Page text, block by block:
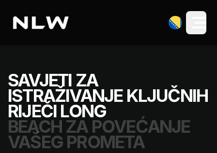
SAVJETI ZA
ISTRAŽIVANJE KLJUČNIH
RIJEČI LONG
BEACH ZA POVEĆANJE
VAŠEG PROMETA